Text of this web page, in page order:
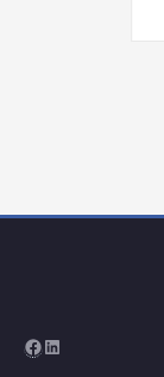
Facebook
LinkedIn